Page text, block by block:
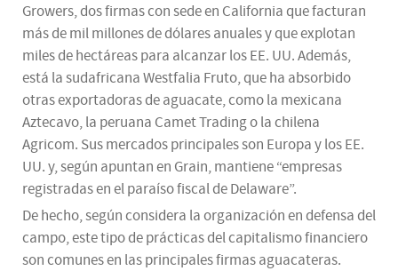
Growers, dos firmas con sede en California que facturan
más de mil millones de dólares anuales y que explotan
miles de hectáreas para alcanzar los EE. UU. Además,
está la sudafricana Westfalia Fruto, que ha absorbido
otras exportadoras de aguacate, como la mexicana
Aztecavo, la peruana Camet Trading o la chilena
Agricom. Sus mercados principales son Europa y los EE.
UU. y, según apuntan en Grain, mantiene “empresas
registradas en el paraíso fiscal de Delaware”.
De hecho, según considera la organización en defensa del
campo, este tipo de prácticas del capitalismo financiero
son comunes en las principales firmas aguacateras.